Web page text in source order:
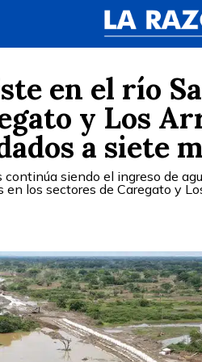
en el río
y Los
a siete
siendo el ingreso de
los sectores de Caregato y